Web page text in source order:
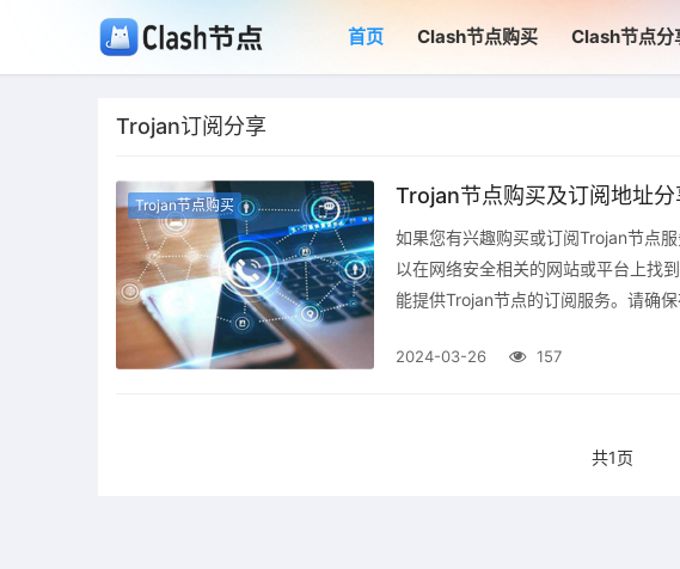
首页 Clash节点购买 Clash节点分
Trojan订阅分享
Trojan节点购买 Trojan节点购买及订阅地址分
如果您有兴趣购买或订阅Trojan节点
以在网络安全相关的网站或平台上找
能提供Trojan节点的订阅服务。请确
2024-03-26 157
共1页